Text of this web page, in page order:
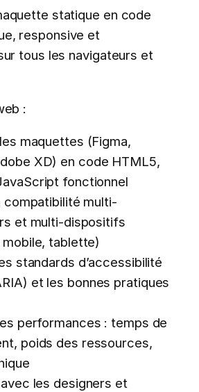
statique en code
responsive et
tous les navigateurs et
:
maquettes (Figma,
XD) en code HTML5,
fonctionnel
compatibilité multi-
et multi-dispositifs
tablette)
standards d’accessibilité
et les bonnes pratiques
performances : temps de
poids des ressources,
les designers et